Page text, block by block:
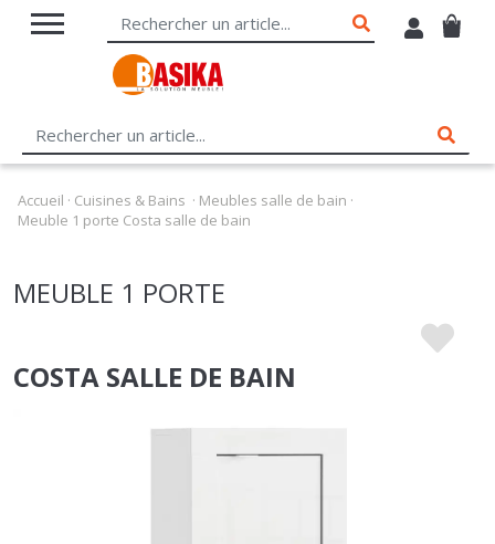
Accueil·Cuisines & Bains·Meubles salle de bain·
Meuble 1 porte Costa salle de bain